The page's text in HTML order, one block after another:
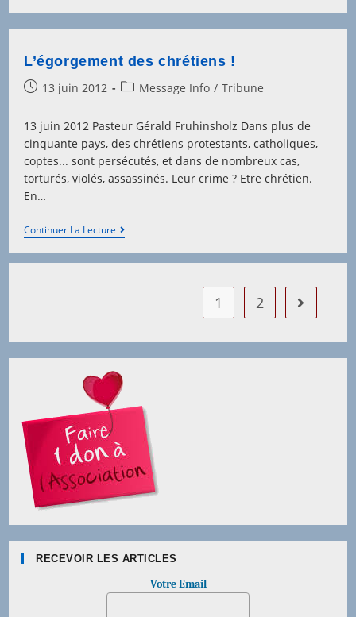
Chrétiens
(suite)
L’égorgement des chrétiens !
Post13 juin 2012
PostMessage Info / Tribune
13 juin 2012 Pasteur Gérald Fruhinsholz Dans plus de
cinquante pays, des chrétiens protestants, catholiques,
coptes... sont persécutés, et dans de nombreux cas,
torturés, violés, assassinés. Leur crime ? Etre chrétien.
En…
Continuer La LectureL’égorgement
Des
Chrétiens
!
1 2 Aller à la
RECEVOIR LES ARTICLES
Votre Email